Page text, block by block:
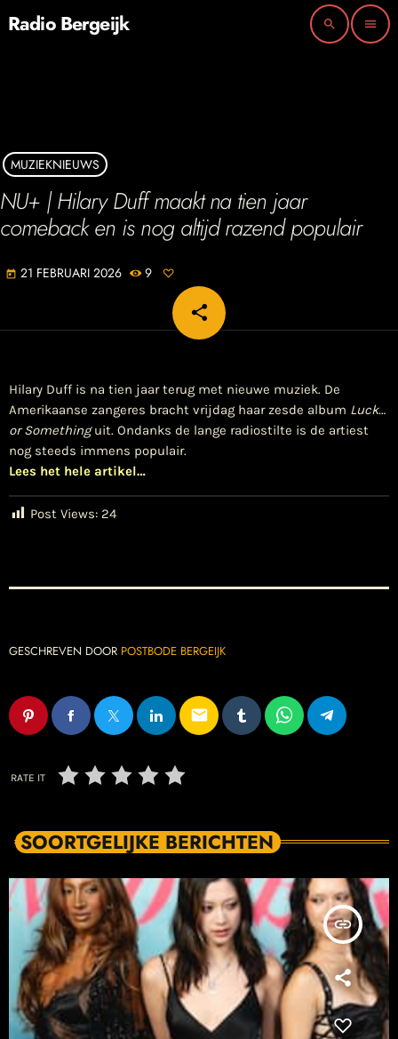
Radio Bergeijk search menu
MUZIEKNIEUWS
NU+ | Hilary Duff maakt na tien jaar
comeback en is nog altijd razend populair
today 21 FEBRUARI 2026 9
share
email
Hilary Duff is na tien jaar terug met nieuwe muziek. De
Amerikaanse zangeres bracht vrijdag haar zesde album Luck…
or Somethinguit. Ondanks de lange radiostilte is de artiest
nog steeds immens populair.
Lees het hele artikel…
Post Views: 24
GESCHREVEN DOOR POSTBODE BERGEIJK
email
RATE IT
SOORTGELIJKE BERICHTEN
insert_link